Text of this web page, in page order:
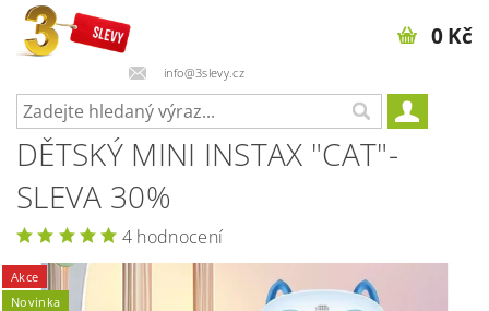
info@3slevy.cz
0 Kč
DĚTSKÝ MINI INSTAX "CAT"-
SLEVA 30%
4 hodnocení
Akce
Novinka